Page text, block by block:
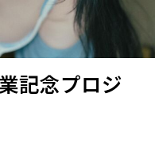
記念プロジ